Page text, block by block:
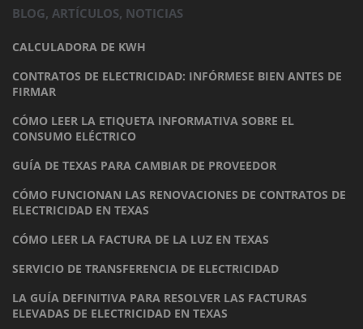
BLOG, ARTÍCULOS, NOTICIAS
CALCULADORA DE KWH
CONTRATOS DE ELECTRICIDAD: INFÓRMESE BIEN ANTES DE
FIRMAR
CÓMO LEER LA ETIQUETA INFORMATIVA SOBRE EL
CONSUMO ELÉCTRICO
GUÍA DE TEXAS PARA CAMBIAR DE PROVEEDOR
CÓMO FUNCIONAN LAS RENOVACIONES DE CONTRATOS DE
ELECTRICIDAD EN TEXAS
CÓMO LEER LA FACTURA DE LA LUZ EN TEXAS
SERVICIO DE TRANSFERENCIA DE ELECTRICIDAD
LA GUÍA DEFINITIVA PARA RESOLVER LAS FACTURAS
ELEVADAS DE ELECTRICIDAD EN TEXAS